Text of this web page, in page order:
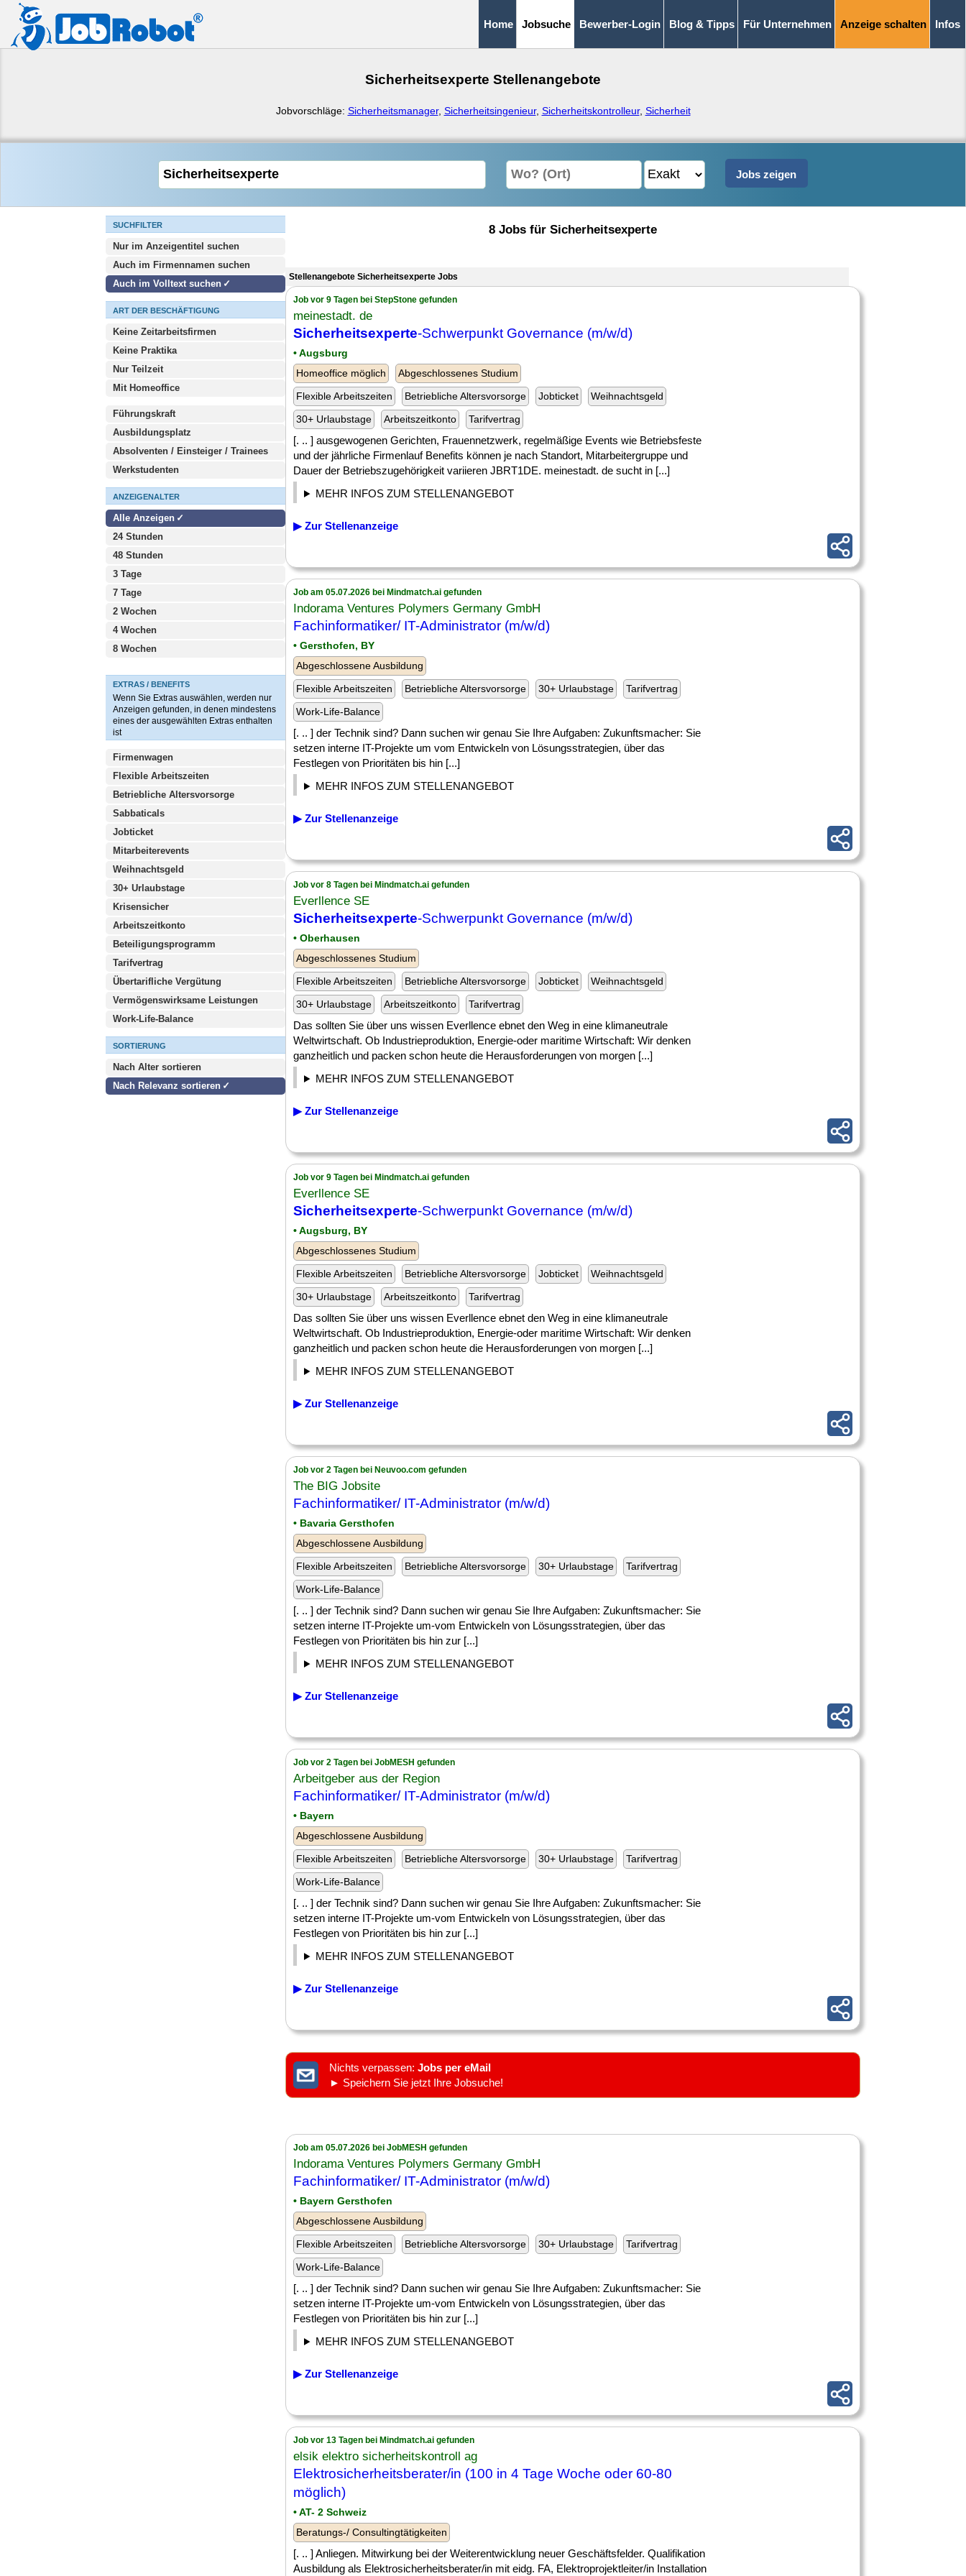
Home Jobsuche Bewerber-Login Blog & Tipps Für Unternehmen Anzeige schalten Infos
Sicherheitsexperte Stellenangebote
Jobvorschläge: Sicherheitsmanager, Sicherheitsingenieur, Sicherheitskontrolleur, Sicherheit
SUCHFILTER
Nur im Anzeigentitel suchen
Auch im Firmennamen suchen
Auch im Volltext suchen
ART DER BESCHÄFTIGUNG
Keine Zeitarbeitsfirmen
Keine Praktika
Nur Teilzeit
Mit Homeoffice
Führungskraft
Ausbildungsplatz
Absolventen / Einsteiger / Trainees
Werkstudenten
ANZEIGENALTER
Alle Anzeigen
24 Stunden
48 Stunden
3 Tage
7 Tage
2 Wochen
4 Wochen
8 Wochen
EXTRAS / BENEFITS
Wenn Sie Extras auswählen, werden nur
Anzeigen gefunden, in denen mindestens
eines der ausgewählten Extras enthalten
ist
Firmenwagen
Flexible Arbeitszeiten
Betriebliche Altersvorsorge
Sabbaticals
Jobticket
Mitarbeiterevents
Weihnachtsgeld
30+ Urlaubstage
Krisensicher
Arbeitszeitkonto
Beteiligungsprogramm
Tarifvertrag
Übertarifliche Vergütung
Vermögenswirksame Leistungen
Work-Life-Balance
SORTIERUNG
Nach Alter sortieren
Nach Relevanz sortieren
8 Jobs für Sicherheitsexperte
Stellenangebote Sicherheitsexperte Jobs
Job vor 9 Tagen bei StepStone gefunden
meinestadt. de
Sicherheitsexperte-Schwerpunkt Governance (m/w/d)
• Augsburg
Homeoffice möglich
Abgeschlossenes Studium
Flexible Arbeitszeiten
Betriebliche Altersvorsorge Jobticket
Weihnachtsgeld
30+ Urlaubstage
Arbeitszeitkonto Tarifvertrag
[. .. ] ausgewogenen Gerichten, Frauennetzwerk, regelmäßige Events wie Betriebsfeste
und der jährliche Firmenlauf Benefits können je nach Standort, Mitarbeitergruppe und
Dauer der Betriebszugehörigkeit variieren JBRT1DE. meinestadt. de sucht in [...]
MEHR INFOS ZUM STELLENANGEBOT
▶ Zur Stellenanzeige
Job am 05.07.2026 bei Mindmatch.ai gefunden
Indorama Ventures Polymers Germany GmbH
Fachinformatiker/ IT-Administrator (m/w/d)
• Gersthofen, BY
Abgeschlossene Ausbildung
Flexible Arbeitszeiten
Betriebliche Altersvorsorge 30+ Urlaubstage
Tarifvertrag
Work-Life-Balance
[. .. ] der Technik sind? Dann suchen wir genau Sie Ihre Aufgaben: Zukunftsmacher: Sie
setzen interne IT-Projekte um vom Entwickeln von Lösungsstrategien, über das
Festlegen von Prioritäten bis hin [...]
MEHR INFOS ZUM STELLENANGEBOT
▶ Zur Stellenanzeige
Job vor 8 Tagen bei Mindmatch.ai gefunden
Everllence SE
Sicherheitsexperte-Schwerpunkt Governance (m/w/d)
• Oberhausen
Abgeschlossenes Studium
Flexible Arbeitszeiten
Betriebliche Altersvorsorge Jobticket
Weihnachtsgeld
30+ Urlaubstage
Arbeitszeitkonto Tarifvertrag
Das sollten Sie über uns wissen Everllence ebnet den Weg in eine klimaneutrale
Weltwirtschaft. Ob Industrieproduktion, Energie-oder maritime Wirtschaft: Wir denken
ganzheitlich und packen schon heute die Herausforderungen von morgen [...]
MEHR INFOS ZUM STELLENANGEBOT
▶ Zur Stellenanzeige
Job vor 9 Tagen bei Mindmatch.ai gefunden
Everllence SE
Sicherheitsexperte-Schwerpunkt Governance (m/w/d)
• Augsburg, BY
Abgeschlossenes Studium
Flexible Arbeitszeiten
Betriebliche Altersvorsorge Jobticket
Weihnachtsgeld
30+ Urlaubstage
Arbeitszeitkonto Tarifvertrag
Das sollten Sie über uns wissen Everllence ebnet den Weg in eine klimaneutrale
Weltwirtschaft. Ob Industrieproduktion, Energie-oder maritime Wirtschaft: Wir denken
ganzheitlich und packen schon heute die Herausforderungen von morgen [...]
MEHR INFOS ZUM STELLENANGEBOT
▶ Zur Stellenanzeige
Job vor 2 Tagen bei Neuvoo.com gefunden
The BIG Jobsite
Fachinformatiker/ IT-Administrator (m/w/d)
• Bavaria Gersthofen
Abgeschlossene Ausbildung
Flexible Arbeitszeiten
Betriebliche Altersvorsorge 30+ Urlaubstage
Tarifvertrag
Work-Life-Balance
[. .. ] der Technik sind? Dann suchen wir genau Sie Ihre Aufgaben: Zukunftsmacher: Sie
setzen interne IT-Projekte um-vom Entwickeln von Lösungsstrategien, über das
Festlegen von Prioritäten bis hin zur [...]
MEHR INFOS ZUM STELLENANGEBOT
▶ Zur Stellenanzeige
Job vor 2 Tagen bei JobMESH gefunden
Arbeitgeber aus der Region
Fachinformatiker/ IT-Administrator (m/w/d)
• Bayern
Abgeschlossene Ausbildung
Flexible Arbeitszeiten
Betriebliche Altersvorsorge 30+ Urlaubstage
Tarifvertrag
Work-Life-Balance
[. .. ] der Technik sind? Dann suchen wir genau Sie Ihre Aufgaben: Zukunftsmacher: Sie
setzen interne IT-Projekte um-vom Entwickeln von Lösungsstrategien, über das
Festlegen von Prioritäten bis hin zur [...]
MEHR INFOS ZUM STELLENANGEBOT
▶ Zur Stellenanzeige
Nichts verpassen: Jobs per eMail
► Speichern Sie jetzt Ihre Jobsuche!
Job am 05.07.2026 bei JobMESH gefunden
Indorama Ventures Polymers Germany GmbH
Fachinformatiker/ IT-Administrator (m/w/d)
• Bayern Gersthofen
Abgeschlossene Ausbildung
Flexible Arbeitszeiten
Betriebliche Altersvorsorge 30+ Urlaubstage
Tarifvertrag
Work-Life-Balance
[. .. ] der Technik sind? Dann suchen wir genau Sie Ihre Aufgaben: Zukunftsmacher: Sie
setzen interne IT-Projekte um-vom Entwickeln von Lösungsstrategien, über das
Festlegen von Prioritäten bis hin zur [...]
MEHR INFOS ZUM STELLENANGEBOT
▶ Zur Stellenanzeige
Job vor 13 Tagen bei Mindmatch.ai gefunden
elsik elektro sicherheitskontroll ag
Elektrosicherheitsberater/in (100 in 4 Tage Woche oder 60-80
möglich)
• AT- 2 Schweiz
Beratungs-/ Consultingtätigkeiten
[. .. ] Anliegen. Mitwirkung bei der Weiterentwicklung neuer Geschäftsfelder. Qualifikation
Ausbildung als Elektrosicherheitsberater/in mit eidg. FA, Elektroprojektleiter/in Installation